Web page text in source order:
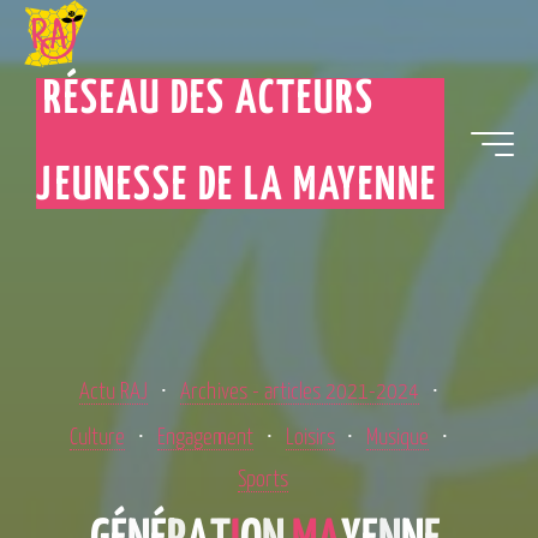
RÉSEAU DES ACTEURS
JEUNESSE DE LA MAYENNE
Actu RAJ
Archives - articles 2021-2024
Culture
Engagement Loisirs
Musique
Sports